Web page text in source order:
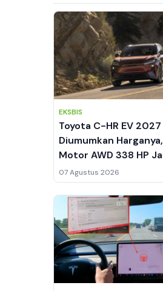
EKSBIS
Toyota C-HR EV 2027
Diumumkan
Motor AWD 338 HP
Andalan
07 Agustus 2026